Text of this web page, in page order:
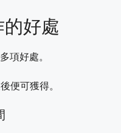
好處
項好處。
便可獲得。